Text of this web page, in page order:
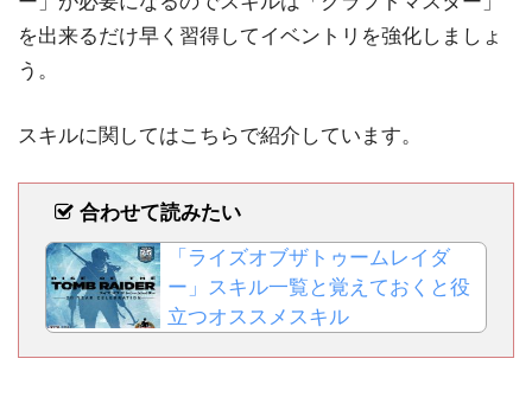
を出来るだけ早く習得してイベントリを強化しましょ
う。
スキルに関してはこちらで紹介しています。
合わせて読みたい
「ライズオブザトゥームレイダ
ー」スキル一覧と覚えておくと役
立つオススメスキル